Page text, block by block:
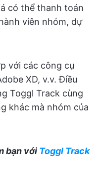
có thể thanh toán
viên nhóm, dự
với các công cụ
XD, v.v. Điều
Toggl Track cùng
khác mà nhóm của
bạn với Toggl Track